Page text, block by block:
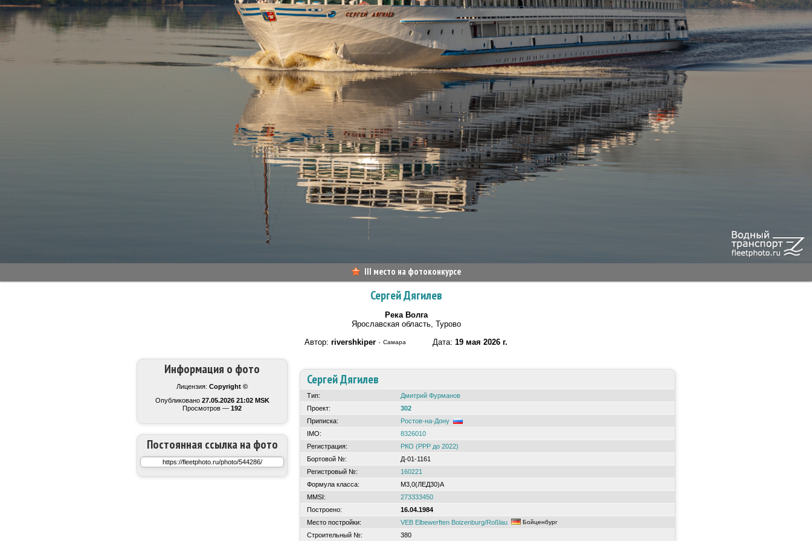
III место на фотоконкурсе
Сергей Дягилев
Река Волга
Ярославская область, Турово
Автор: rivershkiper · Самара Дата: 19 мая 2026 г.
Информация о фото
Лицензия: Copyright ©
Опубликовано 27.05.2026 21:02 MSK
Просмотров — 192
Постоянная ссылка на фото
Сергей Дягилев
Тип:
Дмитрий Фурманов
Проект:
302
Приписка:
Ростов-на-Дону
IMO:
8326010
Регистрация:
РКО (РРР до 2022)
Бортовой №:
Д-01-1161
Регистровый №:
160221
Формула класса:
М3,0(ЛЕД30)А
MMSI:
273333450
Построено:
16.04.1984
Место постройки:
VEB Elbewerften Boizenburg/Roßlau Бойценбург
Строительный №: 380